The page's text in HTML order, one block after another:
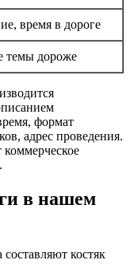
время в дороге
темы дороже
формат
адрес проведения.
в нашем
костяк